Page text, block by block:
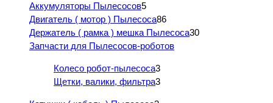
Аккумуляторы Пылесосов5
Двигатель ( мотор ) Пылесоса86
Держатель ( рамка ) мешка Пылесоса30
Запчасти для Пылесосов-роботов
Колесо робот-пылесоса3
Щетки, валики, фильтра3